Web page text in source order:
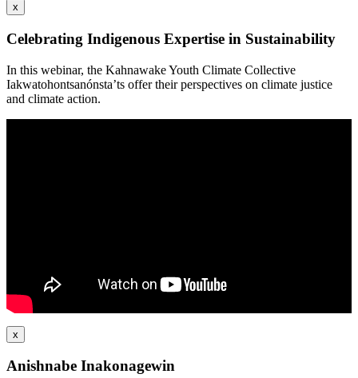
x
Celebrating Indigenous Expertise in Sustainability
In this webinar, the Kahnawake Youth Climate Collective
Iakwatohontsanónsta’ts offer their perspectives on climate justice
and climate action.
x
Anishnabe Inakonagewin